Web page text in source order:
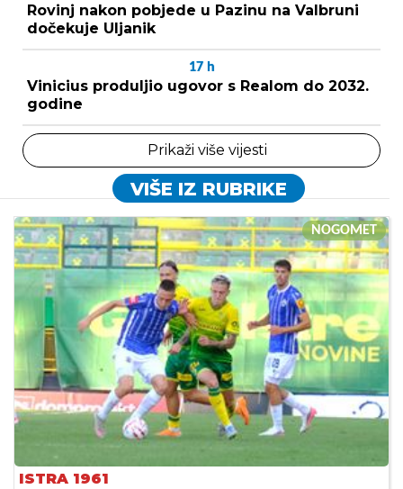
Rovinj nakon pobjede u Pazinu na Valbruni
dočekuje Uljanik
17 h
Vinicius produljio ugovor s Realom do 2032.
godine
Prikaži više vijesti
VIŠE IZ RUBRIKE
NOGOMET
ISTRA 1961